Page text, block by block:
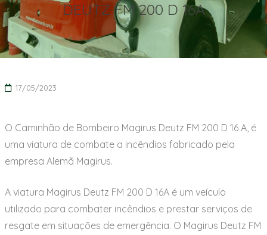
DEUTZ FM 200 D 16A
17/05/2023
O Caminhão de Bombeiro Magirus Deutz FM 200 D 16 A, é
uma viatura de combate a incêndios fabricado pela
empresa Alemã Magirus.
A viatura Magirus Deutz FM 200 D 16A é um veículo
utilizado para combater incêndios e prestar serviços de
resgate em situações de emergência. O Magirus Deutz FM